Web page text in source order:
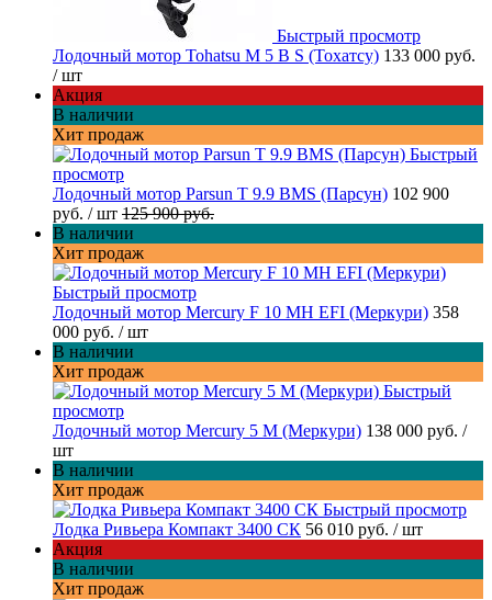
Быстрый просмотр
Лодочный мотор Tohatsu M 5 B S (Тохатсу) 133 000 руб.
/ шт
Акция
В наличии
Хит продаж
Быстрый
просмотр
Лодочный мотор Parsun T 9.9 BMS (Парсун) 102 900
руб. / шт 125 900 руб.
В наличии
Хит продаж
Быстрый просмотр
Лодочный мотор Mercury F 10 MH EFI (Меркури) 358
000 руб. / шт
В наличии
Хит продаж
Быстрый
просмотр
Лодочный мотор Mercury 5 M (Меркури) 138 000 руб. /
шт
В наличии
Хит продаж
Быстрый просмотр
Лодка Ривьера Компакт 3400 СК 56 010 руб. / шт
Акция
В наличии
Хит продаж